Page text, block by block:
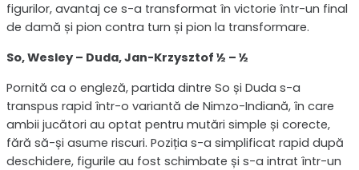
figurilor, avantaj ce s-a transformat în victorie într-un final
de damă și pion contra turn și pion la transformare.
So, Wesley – Duda, Jan-Krzysztof ½ – ½
Pornită ca o engleză, partida dintre So și Duda s-a
transpus rapid într-o variantă de Nimzo-Indiană, în care
ambii jucători au optat pentru mutări simple și corecte,
fără să-și asume riscuri. Poziția s-a simplificat rapid după
deschidere, figurile au fost schimbate și s-a intrat într-un